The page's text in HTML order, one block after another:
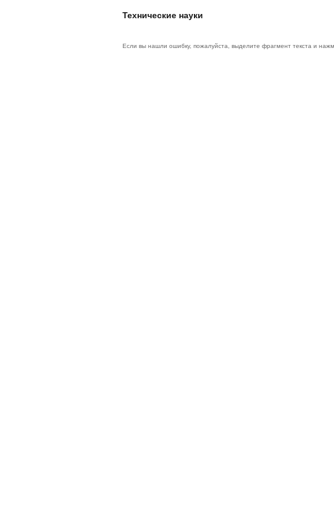
Технические науки
Если вы нашли ошибку, пожалуйста, выделите фрагмент текста и